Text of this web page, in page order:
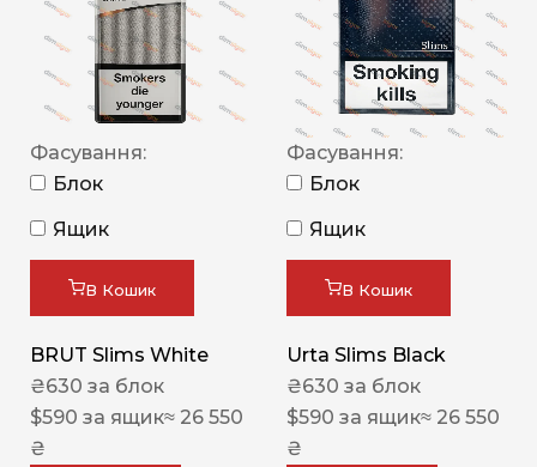
Фасування:
Блок
Ящик
В Кошик
BRUT Slims White
₴630 за блок
$590 за ящик≈ 26 550
₴
Фасування:
Блок
Ящик
В Кошик
Urta Slims Black
₴630 за блок
$590 за ящик≈ 26 550
₴